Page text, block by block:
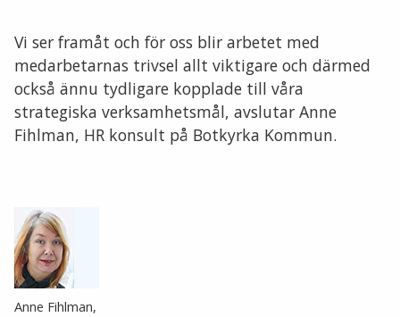
Vi ser framåt och för oss blir arbetet med
medarbetarnas trivsel allt viktigare och därmed
också ännu tydligare kopplade till våra
strategiska verksamhetsmål, avslutar Anne
Fihlman, HR konsult på Botkyrka Kommun.
Anne Fihlman,